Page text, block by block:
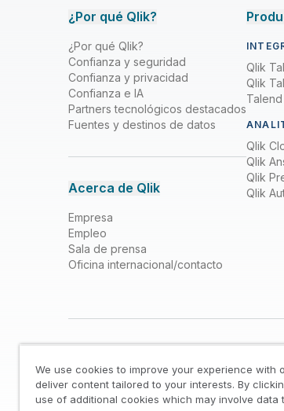
¿Por qué Qlik?
¿Por qué Qlik?
Confianza y seguridad
Confianza y privacidad
Confianza e IA
Partners tecnológicos destacados
Fuentes y destinos de datos
Acerca de Qlik
Empresa
Empleo
Sala de prensa
Oficina internacional/contacto
Qlik
Qlik
Qlik
Qlik
Qlik
Qlik
We use cookies to improve your experience with
deliver content tailored to your interests. By
use of additional cookies which may involve data